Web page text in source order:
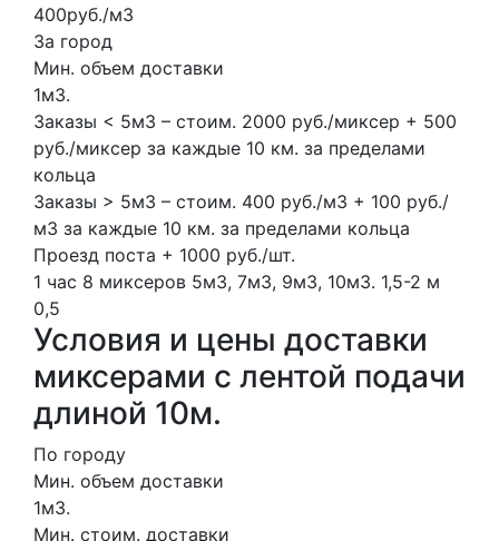
400руб./м3
За город
Мин. объем доставки
1м3.
Заказы < 5м3 – стоим. 2000 руб./миксер + 500
руб./миксер за каждые 10 км. за пределами
кольца
Заказы > 5м3 – стоим. 400 руб./м3 + 100 руб./
м3 за каждые 10 км. за пределами кольца
Проезд поста + 1000 руб./шт.
1 час 8 миксеров 5м3, 7м3, 9м3, 10м3. 1,5-2 м
0,5
Условия и цены доставки
миксерами с лентой подачи
длиной 10м.
По городу
Мин. объем доставки
1м3.
Мин. стоим. доставки